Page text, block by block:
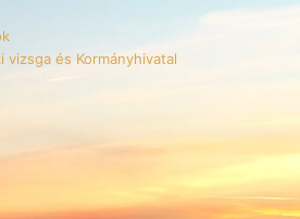
vizsga és Kormányhivatal